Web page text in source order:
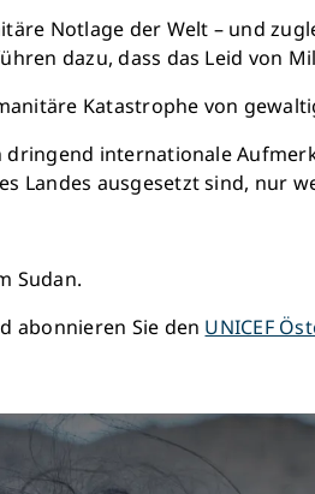
Notlage der Welt – und
dazu, dass das Leid von
Katastrophe von
dringend internationale
Landes ausgesetzt sind, nur
Sudan.
abonnieren Sie den UNICEF